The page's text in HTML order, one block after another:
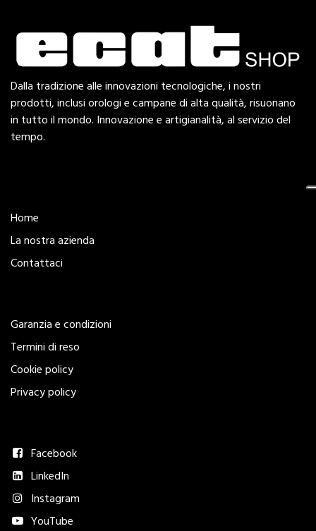
Dalla tradizione alle innovazioni tecnologiche, i nostri
prodotti, inclusi orologi e campane di alta qualità, risuonano
in tutto il mondo. Innovazione e artigianalità, al servizio del
tempo.
Home
La nostra azienda
Contattaci
Garanzia e condizioni
Termini di reso
Cookie policy
Privacy policy
Facebook
LinkedIn
Instagram
YouTube